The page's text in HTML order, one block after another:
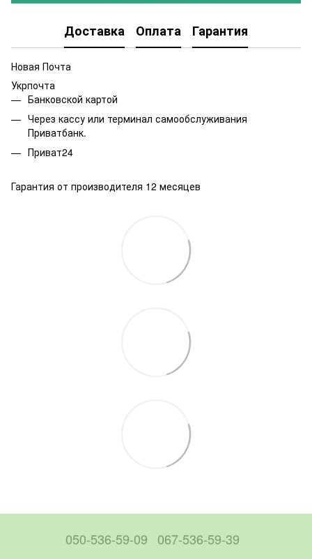
Доставка Оплата Гарантия
Новая Почта
Укрпочта
Банковской картой
Через кассу или терминал самообслуживания
Приватбанк.
Приват24
Гарантия от производителя 12 месяцев
050-536-59-09 067-536-59-39